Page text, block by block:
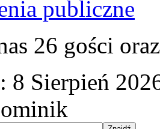
publiczne
26 gości
8 Sierpień